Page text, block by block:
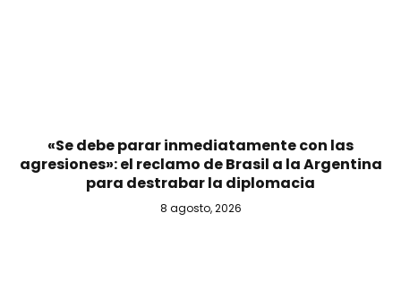
«Se debe parar inmediatamente con las
agresiones»: el reclamo de Brasil a la Argentina
para destrabar la diplomacia
8 agosto, 2026